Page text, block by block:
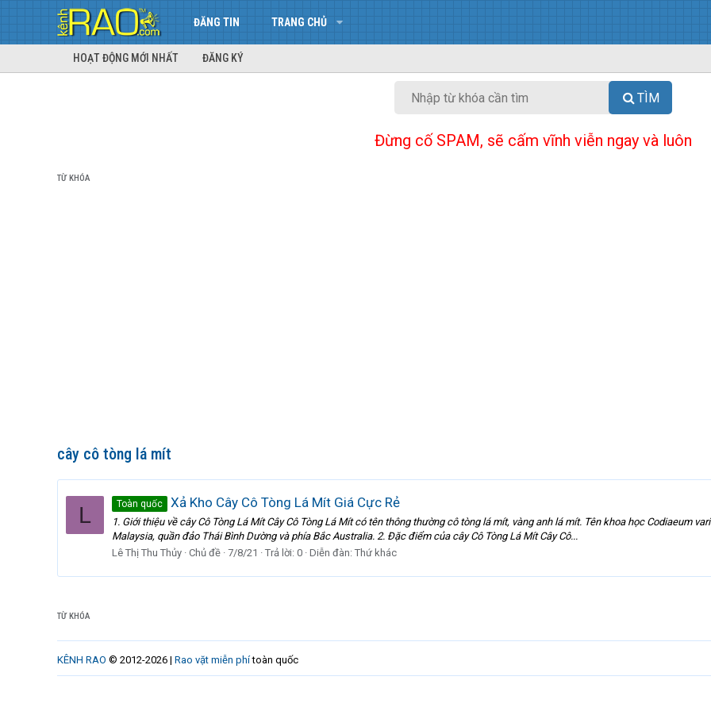
ĐĂNG TIN TRANG CHỦ
HOẠT ĐỘNG MỚI NHẤT ĐĂNG KÝ
TÌM
Đừng cố SPAM, sẽ cấm vĩnh viễn ngay và luôn
TỪ KHÓA
cây cô tòng lá mít
L Toàn quốc Xả Kho Cây Cô Tòng Lá Mít Giá Cực Rẻ
1. Giới thiệu về cây Cô Tòng Lá Mít Cây Cô Tòng Lá Mít có tên thông thường cô tòng lá mít, vàng anh lá mít. Tên khoa học Codiaeum
Malaysia, quần đảo Thái Bình Dường và phía Bắc Australia. 2. Đặc điểm của cây Cô Tòng Lá Mít Cây Cô...
Lê Thị Thu Thủy Chủ đề 7/8/21 Trả lời: 0 Diễn đàn: Thứ khác
TỪ KHÓA
KÊNH RAO © 2012-2026 | Rao vặt miễn phítoàn quốc